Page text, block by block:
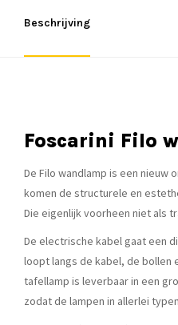
Beschrijving
Foscarini Filo
De Filo wandlamp is een
komen de structurele en
Die eigenlijk voorheen niet als
De electrische kabel gaat een
loopt langs de kabel, de bollen
tafellamp is leverbaar in een
zodat de lampen in allerlei